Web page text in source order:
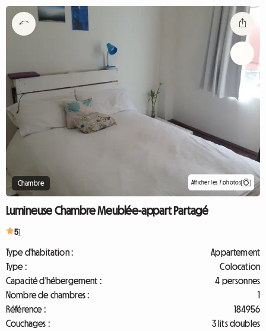
Chambre Afficher les 7 photos
Lumineuse Chambre Meublée-appart Partagé
51
Type d'habitation :
Appartement
Type :
Colocation
Capacité d'hébergement :
4 personnes
Nombre de chambres :
1
Référence :
184956
Couchages :
3 lits doubles